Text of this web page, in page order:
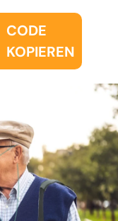
CODE
KOPIEREN